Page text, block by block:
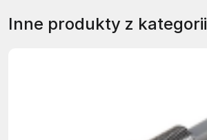
Inne produkty z kategorii